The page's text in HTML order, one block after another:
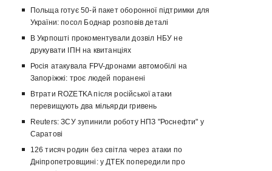
Польща готує 50-й пакет оборонної підтримки для
України: посол Боднар розповів деталі
В Укрпошті прокоментували дозвіл НБУ не
друкувати ІПН на квитанціях
Росія атакувала FPV-дронами автомобілі на
Запоріжжі: троє людей поранені
Втрати ROZETKA після російської атаки
перевищують два мільярди гривень
Reuters: ЗСУ зупинили роботу НПЗ "Роснефти" у
Саратові
126 тисяч родин без світла через атаки по
Дніпропетровщині: у ДТЕК попередили про